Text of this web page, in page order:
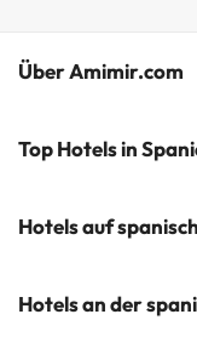
Über Amimir.com
Unser Team
Newsletter
Top Hotels in
Hotels in Salou
Hotels in Marbella
Hotels auf
Hotels auf Mallorca
Hotels an der